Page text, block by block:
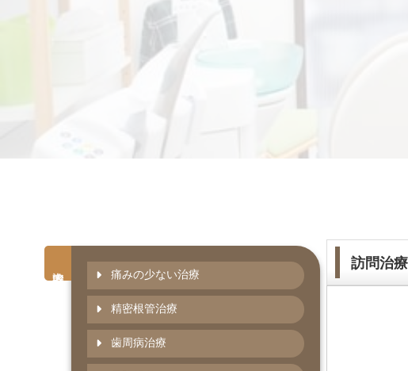
痛みの少ない治療
予
審美歯科
インプラント
訪問治療
痛みの少ない治療
精密根管治療
歯周病治療
訪問治療